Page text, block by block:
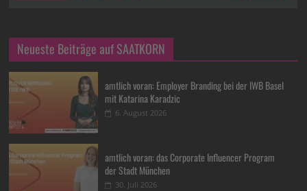
Neueste Beiträge auf SAATKORN
amtlich voran: Employer Branding bei der IWB Basel
mit Katarina Karadzic
6. August 2026
amtlich voran: das Corporate Influencer Program
der Stadt München
30. Juli 2026